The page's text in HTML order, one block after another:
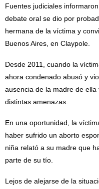
Fuentes judiciales
debate oral se dio por
hermana de la víctima y
Buenos Aires, en Claypole.
Desde 2011, cuando la
ahora condenado abusó y
ausencia de la madre de
distintas amenazas.
En una oportunidad, la
haber sufrido un aborto
niña relató a su madre que
parte de su tío.
Lejos de alejarse de la